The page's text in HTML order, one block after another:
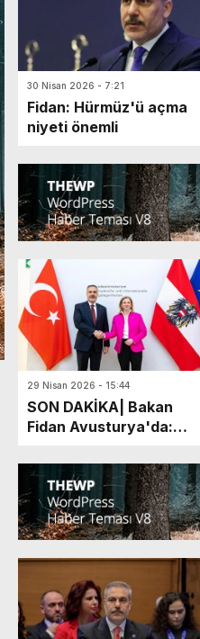
30 Nisan 2026 - 7:21
Fidan: Hürmüz'ü açma
niyeti önemli
29 Nisan 2026 - 15:44
SON DAKİKA| Bakan
Fidan Avusturya'da:
uyulması önemli